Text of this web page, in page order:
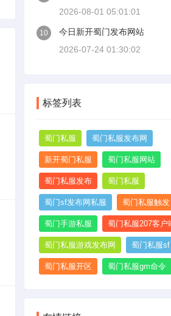
2026-08-01 05:01:01
10
今日新开蜀门发布网站
2026-07-24 01:30:02
标签列表
蜀门私服 蜀门私服发布网
新开蜀门私服 蜀门私服网站
蜀门私服发布 蜀门私服
蜀门sf发布网私服 蜀门私服触发
蜀门手游私服 蜀门私服207客户
蜀门私服游戏发布网 蜀门私服sf
蜀门私服开区 蜀门私服gm命令